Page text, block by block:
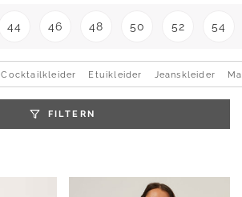
44 46 48 50 52 54
Cocktailkleider Etuikleider Jeanskleider
FILTERN